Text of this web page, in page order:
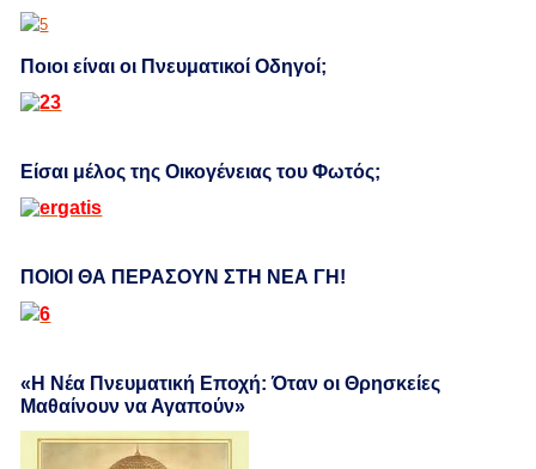
Ποιοι είναι οι Πνευματικοί Οδηγοί;
Είσαι μέλος της Οικογένειας του Φωτός;
ΠΟΙΟΙ ΘΑ ΠΕΡΑΣΟΥΝ ΣΤΗ ΝΕΑ ΓΗ!
«Η Νέα Πνευματική Εποχή: Όταν οι Θρησκείες
Μαθαίνουν να Αγαπούν»